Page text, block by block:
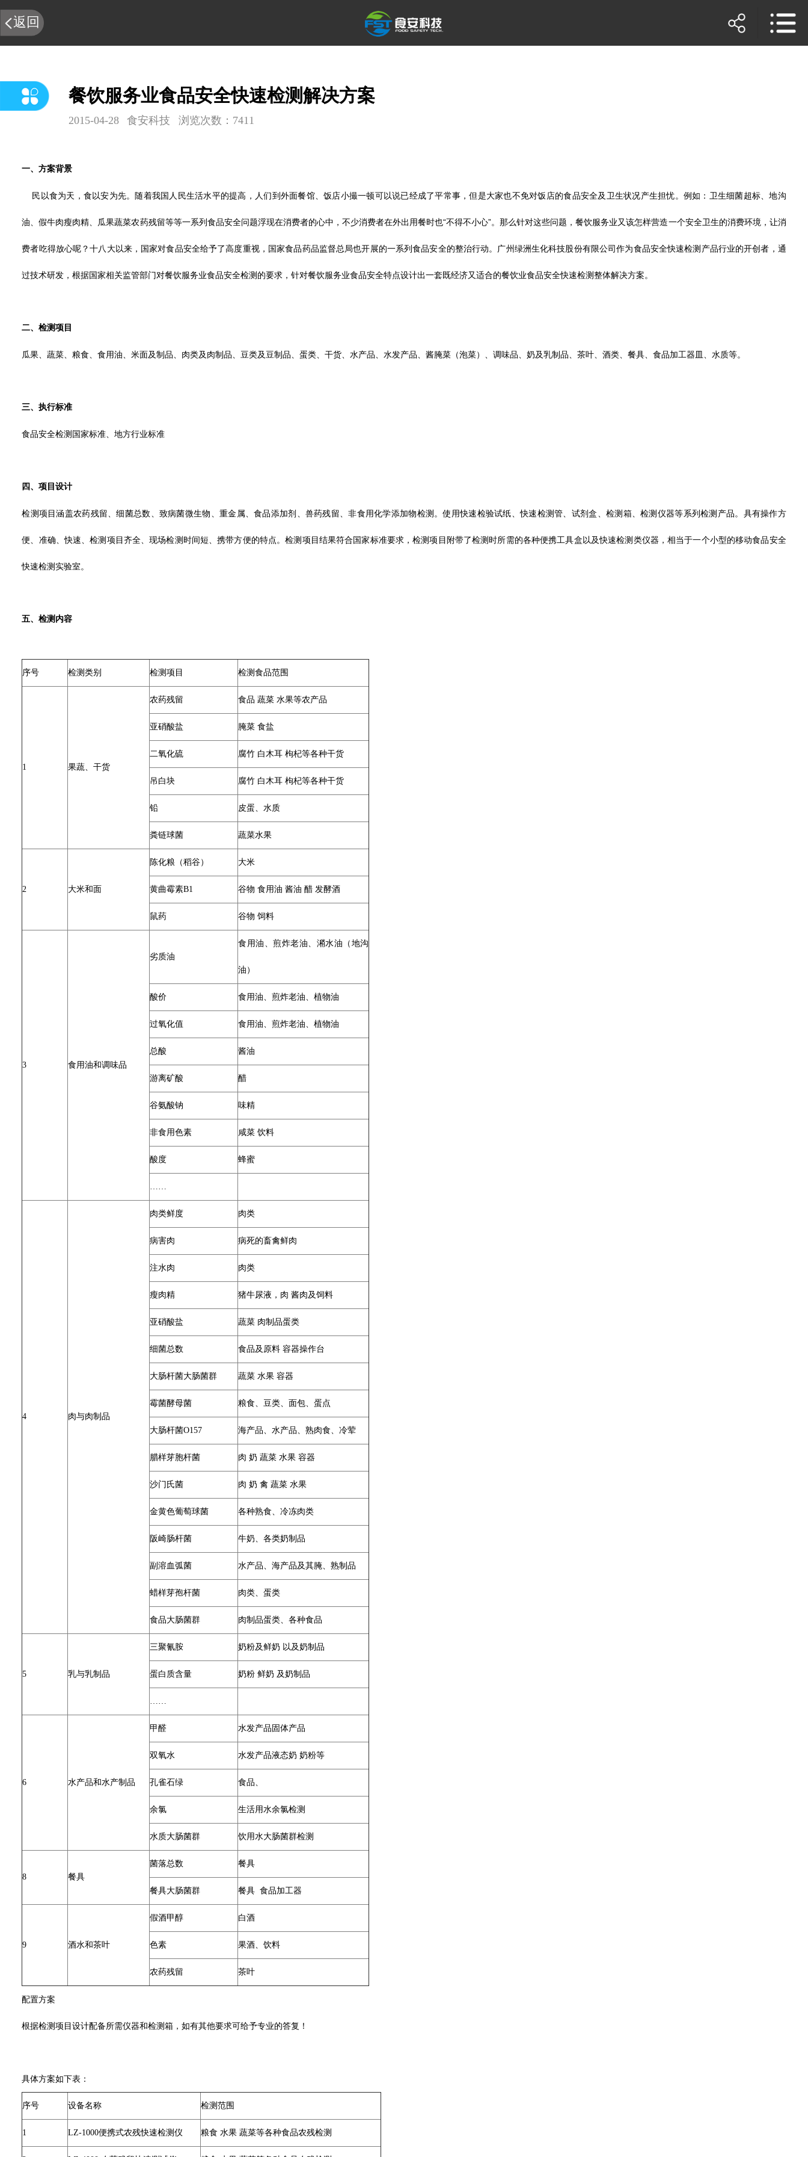
返回
餐饮服务业食品安全快速检测解决方案
2015-04-28 食安科技 浏览次数：7411
一、方案背景
民以食为天，食以安为先。随着我国人民生活水平的提高，人们到外面餐馆、饭店小撮一顿可以说已经成了平常事，但是大家也不免对饭店的食品安全及卫生状况产生担忧。例如：卫生细菌超标、地沟
油、假牛肉瘦肉精、瓜果蔬菜农药残留等等一系列食品安全问题浮现在消费者的心中，不少消费者在外出用餐时也“不得不小心”。那么针对这些问题，餐饮服务业又该怎样营造一个安全卫生的消费环境，让消
费者吃得放心呢？十八大以来，国家对食品安全给予了高度重视，国家食品药品监督总局也开展的一系列食品安全的整治行动。广州绿洲生化科技股份有限公司作为食品安全快速检测产品行业的开创者，通
过技术研发，根据国家相关监管部门对餐饮服务业食品安全检测的要求，针对餐饮服务业食品安全特点设计出一套既经济又适合的餐饮业食品安全快速检测整体解决方案。
二、检测项目
瓜果、蔬菜、粮食、食用油、米面及制品、肉类及肉制品、豆类及豆制品、蛋类、干货、水产品、水发产品、酱腌菜（泡菜）、调味品、奶及乳制品、茶叶、酒类、餐具、食品加工器皿、水质等。
三、执行标准
食品安全检测国家标准、地方行业标准
四、项目设计
检测项目涵盖农药残留、细菌总数、致病菌微生物、重金属、食品添加剂、兽药残留、非食用化学添加物检测。使用快速检验试纸、快速检测管、试剂盒、检测箱、检测仪器等系列检测产品。具有操作方
便、准确、快速、检测项目齐全、现场检测时间短、携带方便的特点。检测项目结果符合国家标准要求，检测项目附带了检测时所需的各种便携工具盒以及快速检测类仪器，相当于一个小型的移动食品安全
快速检测实验室。
五、检测内容
序号 检测类别 检测项目 检测食品范围
1 果蔬、干货
农药残留 食品 蔬菜 水果等农产品
亚硝酸盐 腌菜 食盐
二氧化硫 腐竹 白木耳 枸杞等各种干货
吊白块 腐竹 白木耳 枸杞等各种干货
铅 皮蛋、水质
粪链球菌 蔬菜水果
2 大米和面
陈化粮（稻谷） 大米
黄曲霉素B1 谷物 食用油 酱油 醋 发酵酒
鼠药 谷物 饲料
3 食用油和调味品
劣质油
食用油、煎炸老油、潲水油（地沟
油）
酸价 食用油、煎炸老油、植物油
过氧化值 食用油、煎炸老油、植物油
总酸 酱油
游离矿酸 醋
谷氨酸钠 味精
非食用色素 咸菜 饮料
酸度 蜂蜜
4 肉与肉制品
肉类鲜度 肉类
病害肉 病死的畜禽鲜肉
注水肉 肉类
瘦肉精 猪牛尿液，肉 酱肉及饲料
亚硝酸盐 蔬菜 肉制品蛋类
细菌总数 食品及原料 容器操作台
大肠杆菌大肠菌群 蔬菜 水果 容器
霉菌酵母菌 粮食、豆类、面包、蛋点
大肠杆菌O157 海产品、水产品、熟肉食、冷荤
腊样芽胞杆菌 肉 奶 蔬菜 水果 容器
沙门氏菌 肉 奶 禽 蔬菜 水果
金黄色葡萄球菌 各种熟食、冷冻肉类
阪崎肠杆菌 牛奶、各类奶制品
副溶血弧菌 水产品、海产品及其腌、熟制品
蜡样芽孢杆菌 肉类、蛋类
食品大肠菌群 肉制品蛋类、各种食品
5 乳与乳制品
三聚氰胺 奶粉及鲜奶 以及奶制品
蛋白质含量 奶粉 鲜奶 及奶制品
6 水产品和水产制品
甲醛 水发产品固体产品
双氧水 水发产品液态奶 奶粉等
孔雀石绿 食品、
余氯 生活用水余氯检测
水质大肠菌群 饮用水大肠菌群检测
8 餐具
菌落总数 餐具
餐具大肠菌群 餐具 食品加工器
9 酒水和茶叶
假酒甲醇 白酒
色素 果酒、饮料
农药残留 茶叶
配置方案
根据检测项目设计配备所需仪器和检测箱，如有其他要求可给予专业的答复！
具体方案如下表：
序号 设备名称 检测范围
1 LZ-1000便携式农残快速检测仪 粮食 水果 蔬菜等各种食品农残检测